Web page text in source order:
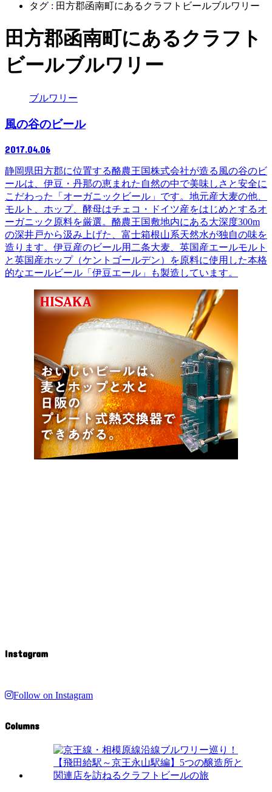
タグ : 田方郡函南町にあるクラフトビールブルワリー
田方郡函南町にあるクラフト
ビールブルワリー
ブルワリー
風の谷のビール
2017.04.06
静岡県田方郡に位置する酪農王国株式会社が造る風の谷のビ
ールは、伊豆・丹那の恵まれた自然の中で美味しさと安全に
こだわった「オーガニックビール」です。地元産大麦の他、
モルト、ホップ、酵母はチェコ・ドイツ産をはじめとするオ
ーガニック原料を厳選。酪農王国敷地内にある大深度300m
の深井戸から汲み上げた、富士箱根山系天然水が独自の味を
造ります。伊豆産のビール用二条大麦、英国産エールモルト
と英国産ホップ（ケントゴールデン）を原料に使用した本格
的なエールビール「伊豆エール」も製造しています。
Instagram
Follow on Instagram
Columns